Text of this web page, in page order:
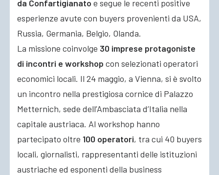
da Confartigianato e segue le recenti positive
esperienze avute con buyers provenienti da USA,
Russia, Germania, Belgio, Olanda.
La missione coinvolge 30 imprese protagoniste
di incontri e workshop con selezionati operatori
economici locali. Il 24 maggio, a Vienna, si è svolto
un incontro nella prestigiosa cornice di Palazzo
Metternich, sede dell’Ambasciata d’Italia nella
capitale austriaca. Al workshop hanno
partecipato oltre 100 operatori, tra cui 40 buyers
locali, giornalisti, rappresentanti delle istituzioni
austriache ed esponenti della business